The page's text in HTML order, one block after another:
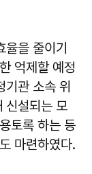
을 줄이기
억제할 예정
관 소속 위
신설되는 모
토록 하는 등
마련하였다.